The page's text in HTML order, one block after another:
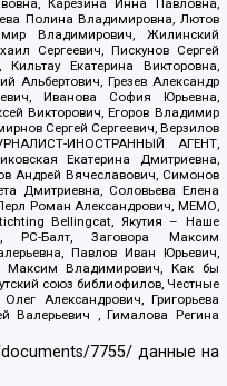
Полина Владимировна, Лютов
Владимирович, Жилинский
Сергеевич, Пискунов Сергей
Екатерина Викторовна,
Альбертович, Грезев Александр
Иванова София Юрьевна,
Викторович, Егоров Владимир
Сергей Сергеевич, Верзилов
ИНОСТРАННЫЙ АГЕНТ,
Екатерина Дмитриевна,
Андрей Вячеславович, Симонов
Дмитриевна, Соловьева Елена
Роман Александрович, МЕМО,
Bellingcat, Якутия – Наше
РС-Балт, Заговора Максим
Павлов Иван Юрьевич,
Максим Владимирович, Как бы
союз библиофилов, Честные
Александрович, Григорьева
Валерьевич , Гималова Регина
7755/ данные на